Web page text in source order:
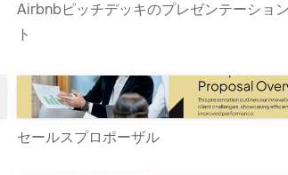
Airbnbピッチデッキのプレゼンテーショ
ト
セールスプロポーザル